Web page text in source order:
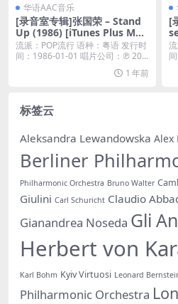
华语AAC音乐
[录音室专辑]张国荣 – Stand
Up (1986) [iTunes Plus M4
A]
流派：POP流行 语种：粤语 发行时
间：1986-01-01 唱片公司：℗ 20...
1 年前
[
标签云
Aleksandra Lewandowska Alex
Berliner
Philharmonic Orchestra Bruno Walter
Giulini Carl Schuricht Claudio
Gianandrea Noseda Gli
Herbert von
Karl Bohm Kyiv Virtuosi Leonard
Philharmonic Orchestra